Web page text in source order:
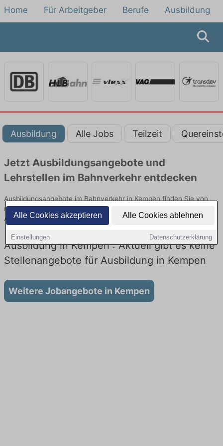
Alle Cookies akzeptieren Alle Cookies ablehnen
Einstellungen Datenschutzerklärung
Home Für Arbeitgeber Berufe Ausbildung
Ausbildung Alle Jobs Teilzeit
Jetzt Ausbildungsangebote und
Lehrstellen im Bahnverkehr entdecken
Ausbildungsangebote im Bahnverkehr in Kempen finden Sie von
namhaften Firmen. Entdecken Sie freie Optionen von Top-
Arbeitgebern und bewerben Sie sich noch heute.
Ausbildung in Kempen : Aktuell gibt es keine
Stellenangebote für Ausbildung in Kempen
Weitere Jobangebote in Kempen